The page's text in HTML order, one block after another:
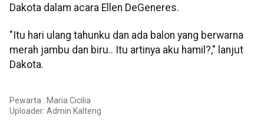
Dakota dalam acara Ellen DeGeneres.
"Itu hari ulang tahunku dan ada balon yang berwarna
merah jambu dan biru.. Itu artinya aku hamil?," lanjut
Dakota.
Pewarta : Maria Cicilia
Uploader: Admin Kalteng